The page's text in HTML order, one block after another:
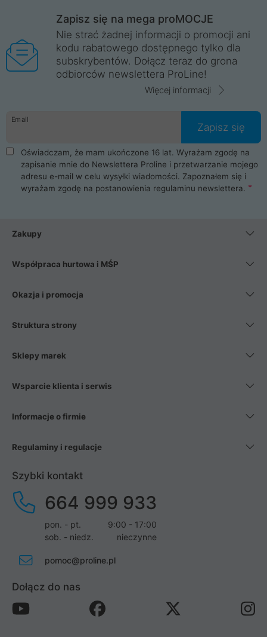
Wrocław, Poznań, Legnica, Katowice, Gliwice, Kalisz, Bytom,
Trzebnica, Opole. Szybka i profesjonalna obsługa!
ProLine to polska firma ze 100% polskim kapitałem. Działamy
legalnie i płacimy podatki w naszym kraju! Posiadamy siedzibę
główną w Mirkowie oraz salony na terenie kraju. Cała
komunikacja ze sklepem komputerowym ProLine jest
danych osobowych. Dlatego zakup notebooka albo laptopa w
ProLine to czysta przyjemność i pełne bezpieczeństwo.
Zaopatrzysz się u nas w akcesoria i części komputerowe
takie jak procesory, karty graficzne, płyty główne, pamięci,
dyski SSD, M.2 oraz HDD. Nasi pracownicy pomogą Ci wybrać
najlepszy zasilacz komputerowy oraz obudowę do komputera.
Poza komputerami mamy również najlepsze na rynku
Smartfony takich producentów jak Xiaomi, Apple, Samsung i
wentylatory. Na koniec mając już to wszystko, możesz
Zapisz się na mega proMOCJE
Nie strać żadnej informacji o promocji ani
kodu rabatowego dostępnego tylko dla
subskrybentów. Dołącz teraz do grona
odbiorców newslettera ProLine!
Więcej informacji
Email
Zapisz się
Oświadczam, że mam ukończone 16 lat. Wyrażam zgodę na
zapisanie mnie do Newslettera Proline i przetwarzanie mojego
adresu e-mail w celu wysyłki wiadomości. Zapoznałem się i
wyrażam zgodę na postanowienia regulaminu newslettera.
Zakupy
Współpraca hurtowa i MŚP
Okazja i promocja
Struktura strony
Sklepy marek
Wsparcie klienta i serwis
Informacje o firmie
Regulaminy i regulacje
Szybki kontakt
664 999 933
pon. - pt.
9:00 - 17:00
sob. - niedz.
nieczynne
pomoc@proline.pl
Dołącz do nas